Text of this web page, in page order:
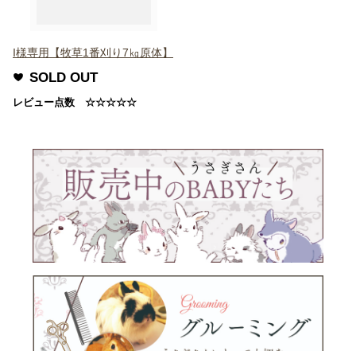
I様専用【牧草1番刈り7㎏原体】
SOLD OUT
レビュー点数 ☆☆☆☆☆